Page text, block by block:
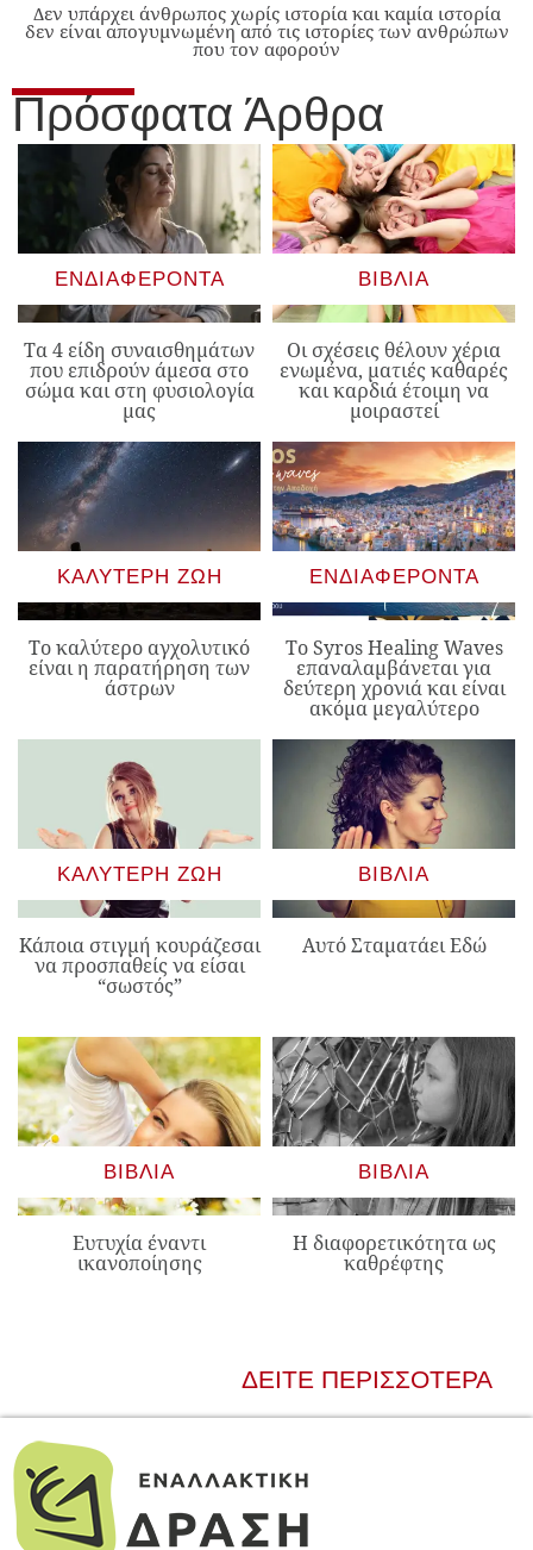
Δεν υπάρχει άνθρωπος χωρίς ιστορία και καμία ιστορία
δεν είναι απογυμνωμένη από τις ιστορίες των ανθρώπων
που τον αφορούν
Πρόσφατα Άρθρα
ΕΝΔΙΑΦΈΡΟΝΤΑ
Τα 4 είδη συναισθημάτων
που επιδρούν άμεσα στο
σώμα και στη φυσιολογία
μας
ΒΙΒΛΊΑ
Οι σχέσεις θέλουν χέρια
ενωμένα, ματιές καθαρές
και καρδιά έτοιμη να
μοιραστεί
ΚΑΛΎΤΕΡΗ ΖΩΉ
Το καλύτερο αγχολυτικό
είναι η παρατήρηση των
άστρων
ΕΝΔΙΑΦΈΡΟΝΤΑ
Το Syros Healing Waves
επαναλαμβάνεται για
δεύτερη χρονιά και είναι
ακόμα μεγαλύτερο
ΚΑΛΎΤΕΡΗ ΖΩΉ
Κάποια στιγμή κουράζεσαι
να προσπαθείς να είσαι
“σωστός”
ΒΙΒΛΊΑ
Αυτό Σταματάει Εδώ
ΒΙΒΛΊΑ
Ευτυχία έναντι
ικανοποίησης
ΒΙΒΛΊΑ
Η διαφορετικότητα ως
καθρέφτης
ΔΕΊΤΕ ΠΕΡΙΣΣΌΤΕΡΑ